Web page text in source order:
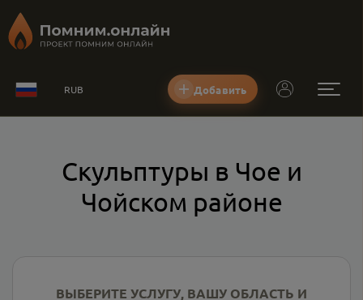
RUB Добавить
Скульптуры в Чое и
Чойском районе
ВЫБЕРИТЕ УСЛУГУ, ВАШУ ОБЛАСТЬ И